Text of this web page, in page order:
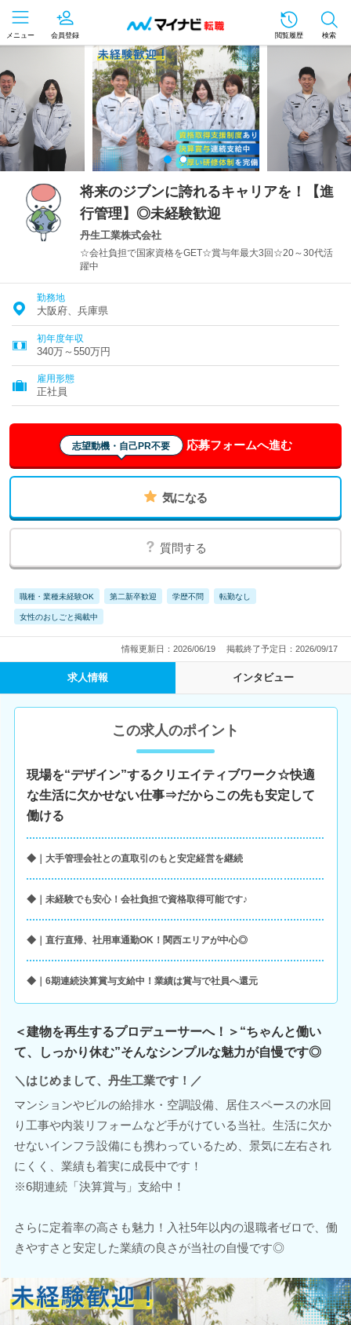
メニュー 会員登録 閲覧履歴 検索
将来のジブンに誇れるキャリアを！【進
行管理】◎未経験歓迎
丹生工業株式会社
☆会社負担で国家資格をGET☆賞与年最大3回☆20～30代活
躍中
勤務地
大阪府、兵庫県
初年度年収
340万～550万円
雇用形態
正社員
志望動機・自己PR不要 応募フォームへ進む
気になる
質問する
職種・業種未経験OK 第二新卒歓迎 学歴不問 転勤なし
女性のおしごと掲載中
情報更新日：2026/06/19 掲載終了予定日：2026/09/17
求人情報 インタビュー
この求人のポイント
現場を“デザイン”するクリエイティブワーク☆快適
な生活に欠かせない仕事⇒だからこの先も安定して
働ける
◆｜大手管理会社との直取引のもと安定経営を継続
◆｜未経験でも安心！会社負担で資格取得可能です♪
◆｜直行直帰、社用車通勤OK！関西エリアが中心◎
◆｜6期連続決算賞与支給中！業績は賞与で社員へ還元
＜建物を再生するプロデューサーへ！＞“ちゃんと働い
て、しっかり休む”そんなシンプルな魅力が自慢です◎
＼はじめまして、丹生工業です！／
マンションやビルの給排水・空調設備、居住スペースの水回
り工事や内装リフォームなど手がけている当社。生活に欠か
せないインフラ設備にも携わっているため、景気に左右され
にくく、業績も着実に成長中です！
※6期連続「決算賞与」支給中！
さらに定着率の高さも魅力！入社5年以内の退職者ゼロで、働
きやすさと安定した業績の良さが当社の自慢です◎